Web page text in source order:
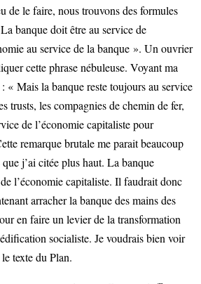
de le faire, nous trouvons des formules
banque doit être au service de
au service de la banque ». Un ouvrier
cette phrase nébuleuse. Voyant ma
« Mais la banque reste toujours au service
trusts, les compagnies de chemin de fer,
de l’économie capitaliste pour
remarque brutale me parait beaucoup
j’ai citée plus haut. La banque
l’économie capitaliste. Il faudrait donc
arracher la banque des mains des
en faire un levier de la transformation
socialiste. Je voudrais bien voir
texte du Plan.